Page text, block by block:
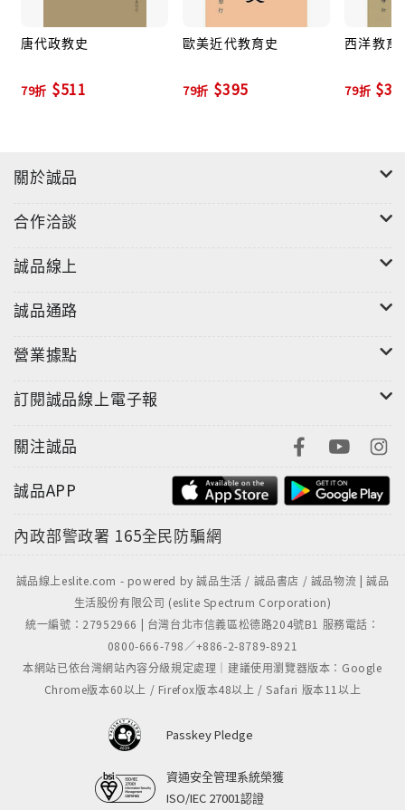
唐代政教史
79折 $511
歐美近代教育史
79折 $395
西洋教育
79折
關於誠品
合作洽談
誠品線上
誠品通路
營業據點
訂閱誠品線上電子報
關注誠品
誠品APP
內政部警政署 165全民防騙網
誠品線上eslite.com - powered by 誠品生活 / 誠品書店 / 誠品物流 | 誠品
生活股份有限公司 (eslite Spectrum Corporation)
統一編號：27952966 | 台灣台北市信義區松德路204號B1 服務電話：
0800-666-798／+886-2-8789-8921
本網站已依台灣網站內容分級規定處理｜建議使用瀏覽器版本：Google
Chrome版本60以上 / Firefox版本48以上 / Safari 版本11以上
Passkey Pledge
資通安全管理系統榮獲
ISO/IEC 27001認證